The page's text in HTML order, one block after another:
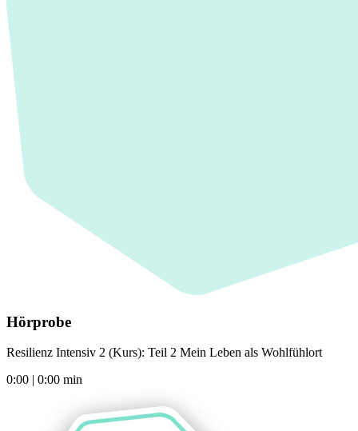
Hörprobe
Resilienz Intensiv 2 (Kurs): Teil 2 Mein Leben als Wohlfühlort
0:00 | 0:00 min